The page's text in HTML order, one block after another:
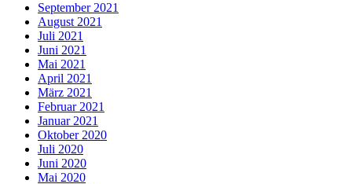
September 2021
August 2021
Juli 2021
Juni 2021
Mai 2021
April 2021
März 2021
Februar 2021
Januar 2021
Oktober 2020
Juli 2020
Juni 2020
Mai 2020